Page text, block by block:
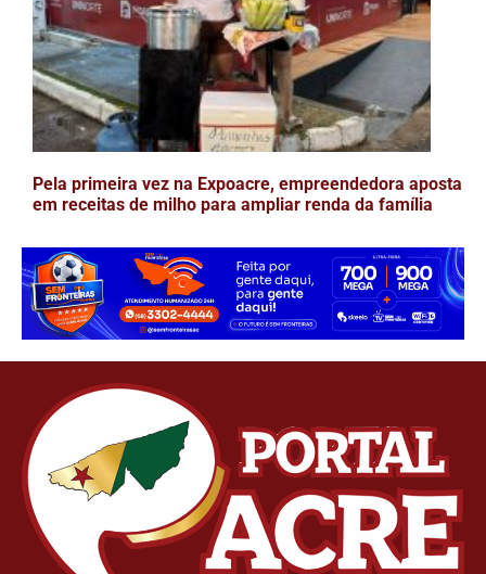
Pela primeira vez na Expoacre, empreendedora aposta
em receitas de milho para ampliar renda da família